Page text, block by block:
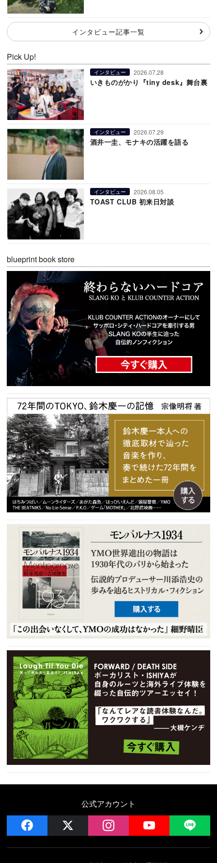
インタビュー記事一覧
Pick Up!
インタビュー 2026.07.28
いきものがかり『tiny desk』舞台裏
インタビュー 2026.07.29
酒井一圭、モナキの活躍を語る
インタビュー 2026.08.05
TOAST CLUB 初来日対談
blueprint book store
公式アカウント
facebook instagram YouTube